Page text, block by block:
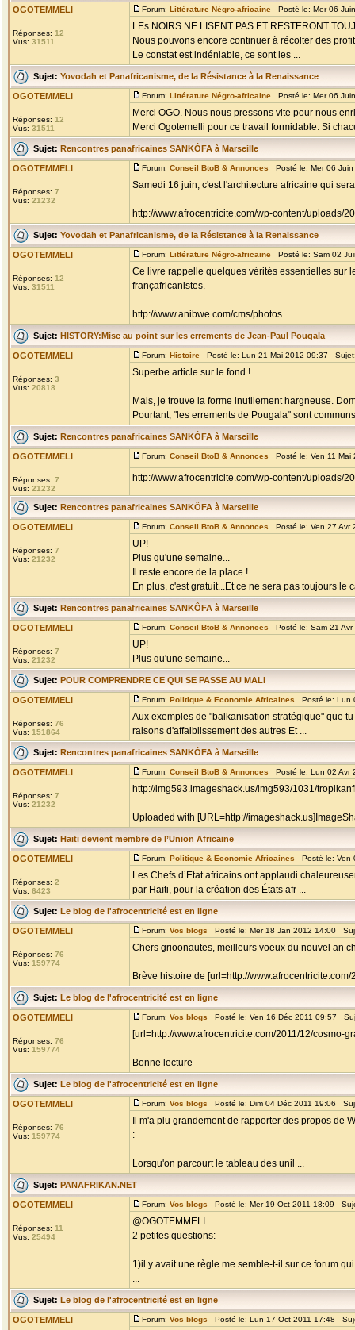
OGOTEMMELI
Réponses: 12
Vus: 31511
Forum: Littérature Négro-africaine Posté le: Mer 06
LEs NOIRS NE LISENT PAS ET RESTERONT
Nous pouvons encore continuer à récolter des
Le constat est indéniable, ce sont les ...
Sujet: Yovodah et Panafricanisme, de la Résistance à la Renaissance
OGOTEMMELI
Réponses: 12
Vus: 31511
Forum: Littérature Négro-africaine Posté le: Mer 06
Merci OGO. Nous nous pressons vite pour nous
Merci Ogotemelli pour ce travail formidable. Si
Sujet: Rencontres panafricaines SANKÔFA à Marseille
OGOTEMMELI
Réponses: 7
Vus: 21232
Forum: Conseil BtoB & Annonces Posté le: Mer 06
Samedi 16 juin, c'est l'architecture africaine qui
http://www.afrocentricite.com/wp-content/uploads/
Sujet: Yovodah et Panafricanisme, de la Résistance à la Renaissance
OGOTEMMELI
Réponses: 12
Vus: 31511
Forum: Littérature Négro-africaine Posté le: Sam 02
Ce livre rappelle quelques vérités essentielles sur
françafricanistes.
http://www.anibwe.com/cms/photos ...
Sujet: HISTORY:Mise au point sur les errements de Jean-Paul Pougala
OGOTEMMELI
Réponses: 3
Vus: 20818
Forum: Histoire Posté le: Lun 21 Mai 2012 09:37
Superbe article sur le fond !
Mais, je trouve la forme inutilement hargneuse.
Pourtant, "les errements de Pougala" sont
Sujet: Rencontres panafricaines SANKÔFA à Marseille
OGOTEMMELI
Réponses: 7
Vus: 21232
Forum: Conseil BtoB & Annonces Posté le: Ven 11
http://www.afrocentricite.com/wp-content/uploads/
Sujet: Rencontres panafricaines SANKÔFA à Marseille
OGOTEMMELI
Réponses: 7
Vus: 21232
Forum: Conseil BtoB & Annonces Posté le: Ven 27
UP!
Plus qu'une semaine...
Il reste encore de la place !
En plus, c'est gratuit...Et ce ne sera pas toujours le
Sujet: Rencontres panafricaines SANKÔFA à Marseille
OGOTEMMELI
Réponses: 7
Vus: 21232
Forum: Conseil BtoB & Annonces Posté le: Sam 21
UP!
Plus qu'une semaine...
Sujet: POUR COMPRENDRE CE QUI SE PASSE AU MALI
OGOTEMMELI
Réponses: 76
Vus: 151864
Forum: Politique & Economie Africaines Posté le: Lun
Aux exemples de "balkanisation stratégique" que
raisons d'affaiblissement des autres Et ...
Sujet: Rencontres panafricaines SANKÔFA à Marseille
OGOTEMMELI
Réponses: 7
Vus: 21232
Forum: Conseil BtoB & Annonces Posté le: Lun 02
http://img593.imageshack.us/img593/1031/
Uploaded with [URL=http://
Sujet: Haïti devient membre de l’Union Africaine
OGOTEMMELI
Réponses: 2
Vus: 6423
Forum: Politique & Economie Africaines Posté le: Ven
Les Chefs d’Etat africains ont applaudi
par Haïti, pour la création des États afr ...
Sujet: Le blog de l'afrocentricité est en ligne
OGOTEMMELI
Réponses: 76
Vus: 159774
Forum: Vos blogs Posté le: Mer 18 Jan 2012 14:00
Chers grioonautes, meilleurs voeux du nouvel an
Brève histoire de [url=http://
Sujet: Le blog de l'afrocentricité est en ligne
OGOTEMMELI
Réponses: 76
Vus: 159774
Forum: Vos blogs Posté le: Ven 16 Déc 2011 09:57
[url=http://www.afrocentricite.com/2011/12/cosmo-
Bonne lecture
Sujet: Le blog de l'afrocentricité est en ligne
OGOTEMMELI
Réponses: 76
Vus: 159774
Forum: Vos blogs Posté le: Dim 04 Déc 2011 19:06
Il m'a plu grandement de rapporter des propos
:
Lorsqu'on parcourt le tableau des unil ...
Sujet: PANAFRIKAN.NET
OGOTEMMELI
Réponses: 11
Vus: 25494
Forum: Vos blogs Posté le: Mer 19 Oct 2011 18:09
@OGOTEMMELI
2 petites questions:
1)il y avait une règle me semble-t-il sur ce forum
...
Sujet: Le blog de l'afrocentricité est en ligne
OGOTEMMELI Forum: Vos blogs Posté le: Lun 17 Oct 2011 17:48